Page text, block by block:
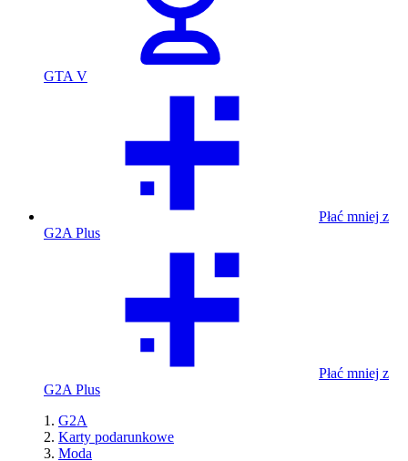
GTA V
Płać mniej z
G2A Plus
Płać mniej z
G2A Plus
G2A
Karty podarunkowe
Moda